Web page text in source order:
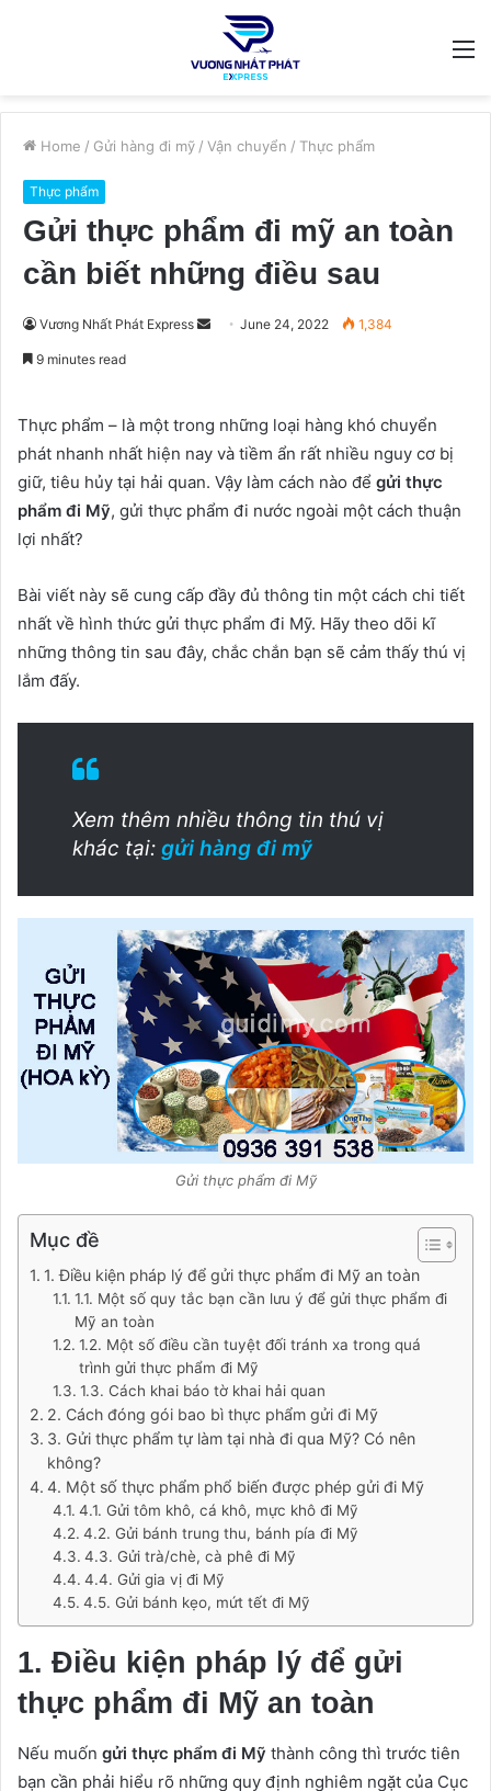
Home / Gửi hàng đi mỹ / Vận chuyển / Thực phẩm
Thực phẩm
Gửi thực phẩm đi mỹ an toàn
cần biết những điều sau
Vương Nhất Phát Express
SendJune 24, 2022 1,384
9 minutes read
Thực phẩm – là một trong những loại hàng khó chuyển
phát nhanh nhất hiện nay và tiềm ẩn rất nhiều nguy cơ bị
giữ, tiêu hủy tại hải quan. Vậy làm cách nào để gửi thực
phẩm đi Mỹ, gửi thực phẩm đi nước ngoài một cách thuận
lợi nhất?
Bài viết này sẽ cung cấp đầy đủ thông tin một cách chi tiết
nhất về hình thức gửi thực phẩm đi Mỹ. Hãy theo dõi kĩ
những thông tin sau đây, chắc chắn bạn sẽ cảm thấy thú vị
lắm đấy.
Xem thêm nhiều thông tin thú vị
khác tại: gửi hàng đi mỹ
Gửi thực phẩm đi Mỹ
Mục đề
1. Điều kiện pháp lý để gửi thực phẩm đi Mỹ an toàn
1.1. Một số quy tắc bạn cần lưu ý để gửi thực phẩm đi
Mỹ an toàn
1.2. Một số điều cần tuyệt đối tránh xa trong quá
trình gửi thực phẩm đi Mỹ
1.3. Cách khai báo tờ khai hải quan
2. Cách đóng gói bao bì thực phẩm gửi đi Mỹ
3. Gửi thực phẩm tự làm tại nhà đi qua Mỹ? Có nên
không?
4. Một số thực phẩm phổ biến được phép gửi đi Mỹ
4.1. Gửi tôm khô, cá khô, mực khô đi Mỹ
4.2. Gửi bánh trung thu, bánh pía đi Mỹ
4.3. Gửi trà/chè, cà phê đi Mỹ
4.4. Gửi gia vị đi Mỹ
4.5. Gửi bánh kẹo, mứt tết đi Mỹ
1. Điều kiện pháp lý để gửi
thực phẩm đi Mỹ an toàn
Nếu muốn gửi thực phẩm đi Mỹ thành công thì trước tiên
bạn cần phải hiểu rõ những quy định nghiêm ngặt của Cục